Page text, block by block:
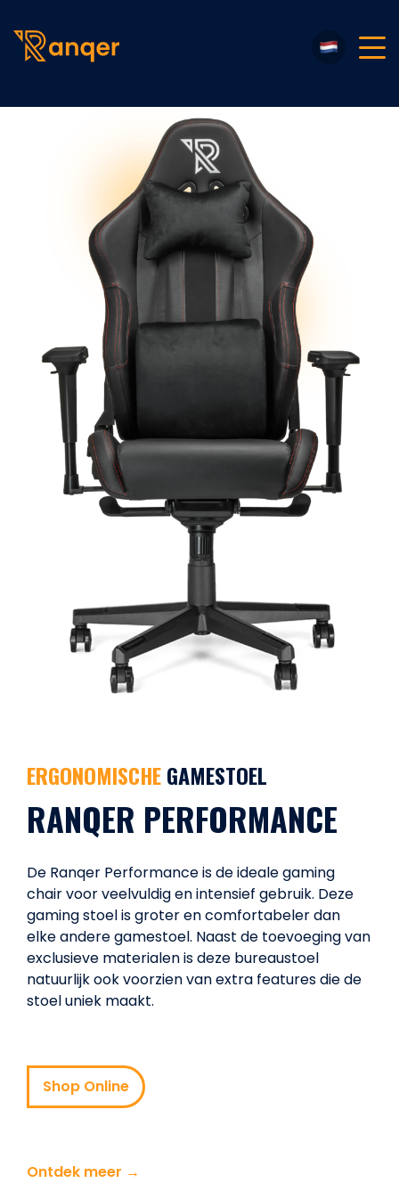
ERGONOMISCHEGAMESTOEL
RANQER PERFORMANCE
De Ranqer Performance is de ideale gaming
chair voor veelvuldig en intensief gebruik. Deze
gaming stoel is groter en comfortabeler dan
elke andere gamestoel. Naast de toevoeging van
exclusieve materialen is deze bureaustoel
natuurlijk ook voorzien van extra features die de
stoel uniek maakt.
Shop Online
Ontdek meer →